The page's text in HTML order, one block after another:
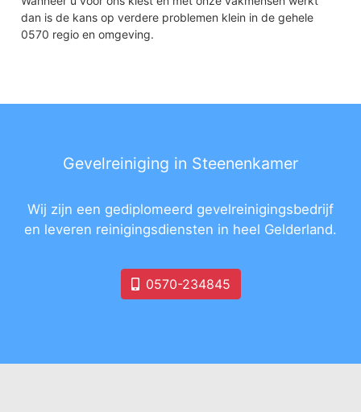
dan is de kans op verdere problemen klein in de gehele
0570 regio en omgeving.
Gevelreiniging in Steenenkamer
Wij zijn een gediplomeerd gevelreinigingsbedrijf
en leveren reinigingsdiensten in heel Gelderland.
0570-234845